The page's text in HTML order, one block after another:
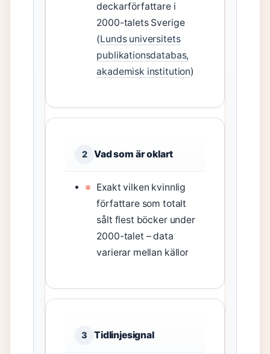
deckarförfattare i
2000-talets Sverige
(Lunds universitets
publikationsdatabas,
akademisk institution)
2 Vad som är oklart
Exakt vilken kvinnlig
författare som totalt
sålt flest böcker under
2000-talet – data
varierar mellan källor
3 Tidlinjesignal